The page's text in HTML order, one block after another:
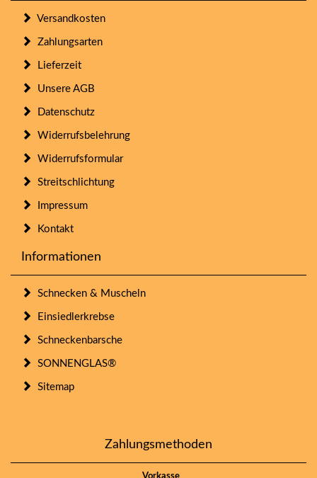
Versandkosten
Zahlungsarten
Lieferzeit
Unsere AGB
Datenschutz
Widerrufsbelehrung
Widerrufsformular
Streitschlichtung
Impressum
Kontakt
Informationen
Schnecken & Muscheln
Einsiedlerkrebse
Schneckenbarsche
SONNENGLAS®
Sitemap
Zahlungsmethoden
Vorkasse